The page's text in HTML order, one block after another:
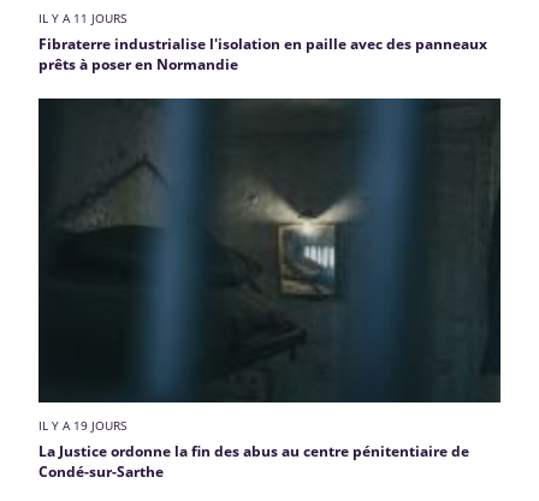
IL Y A 11 JOURS
Fibraterre industrialise l'isolation en paille avec des panneaux
prêts à poser en Normandie
IL Y A 19 JOURS
La Justice ordonne la fin des abus au centre pénitentiaire de
Condé-sur-Sarthe